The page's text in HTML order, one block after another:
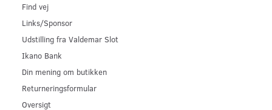
Find vej
Links/Sponsor
Udstilling fra Valdemar Slot
Ikano Bank
Din mening om butikken
Returneringsformular
Oversigt